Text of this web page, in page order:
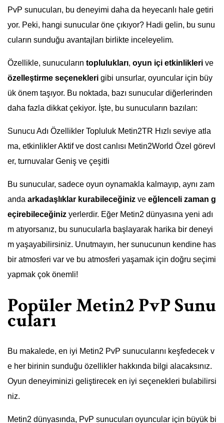
PvP sunucuları, bu deneyimi daha da heyecanlı hale getiri
yor. Peki, hangi sunucular öne çıkıyor? Hadi gelin, bu sunu
cuların sunduğu avantajları birlikte inceleyelim.
Özellikle, sunucuların toplulukları, oyun içi etkinlikleri ve
özelleştirme seçenekleri gibi unsurlar, oyuncular için büy
ük önem taşıyor. Bu noktada, bazı sunucular diğerlerinden
daha fazla dikkat çekiyor. İşte, bu sunucuların bazıları:
Sunucu Adı Özellikler Topluluk Metin2TR Hızlı seviye atla
ma, etkinlikler Aktif ve dost canlısı Metin2World Özel görevl
er, turnuvalar Geniş ve çeşitli
Bu sunucular, sadece oyun oynamakla kalmayıp, aynı zam
anda arkadaşlıklar kurabileceğiniz ve eğlenceli zaman g
eçirebileceğiniz yerlerdir. Eğer Metin2 dünyasına yeni adı
m atıyorsanız, bu sunucularla başlayarak harika bir deneyi
m yaşayabilirsiniz. Unutmayın, her sunucunun kendine has
bir atmosferi var ve bu atmosferi yaşamak için doğru seçimi
yapmak çok önemli!
Popüler Metin2 PvP Sunu
cuları
Bu makalede, en iyi Metin2 PvP sunucularını keşfedecek v
e her birinin sunduğu özellikler hakkında bilgi alacaksınız.
Oyun deneyiminizi geliştirecek en iyi seçenekleri bulabilirsi
niz.
Metin2 dünyasında, PvP sunucuları oyuncular için büyük bi